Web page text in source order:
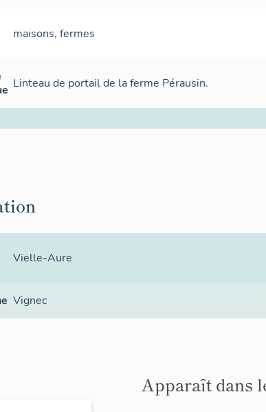
maisons, fermes
Linteau de portail de la ferme Pérausin.
Vielle-Aure
Vignec
Apparaît dans